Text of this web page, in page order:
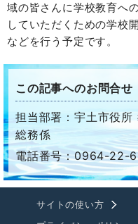
域の皆さんに学校教育へ
していただくための学校
などを行う予定です。
この記事へのお問合せ
担当部署：宇土市役
総務係
電話番号：0964-22-
サイトの使い方